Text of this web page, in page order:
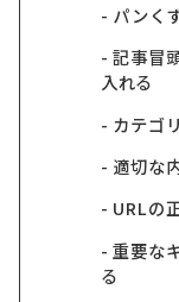
パンく
記事冒
入れる
カテゴ
適切な
URLの
重要な
る